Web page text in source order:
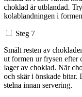
choklad är utblandad.
kolablandningen i
Steg 7
Smält resten av
ut formen ur frysen efter
lager av choklad. När
och skär i önskade
stelna innan servering.